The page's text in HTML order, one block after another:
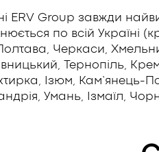
ERV Group завжди
по всій Україні
Черкаси,
Тернопіль,
Ізюм, Кам’янець-
Умань, Ізмаїл,